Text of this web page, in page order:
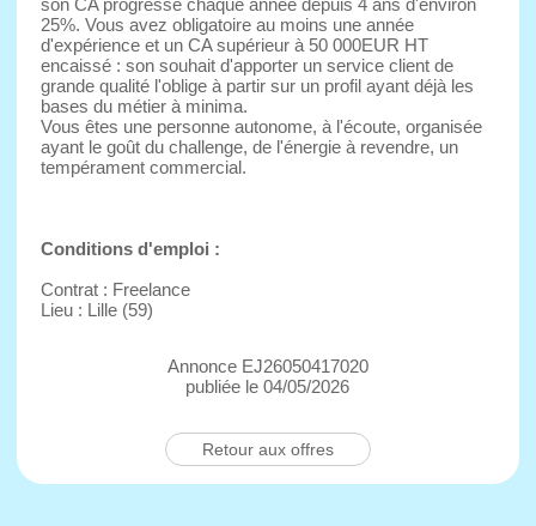
25%. Vous avez obligatoire au moins une année
d'expérience et un CA supérieur à 50 000EUR HT
encaissé : son souhait d'apporter un service client de
grande qualité l'oblige à partir sur un profil ayant déjà les
bases du métier à minima.
Vous êtes une personne autonome, à l'écoute, organisée
ayant le goût du challenge, de l'énergie à revendre, un
tempérament commercial.
Conditions d'emploi :
Contrat : Freelance
Lieu : Lille (59)
Annonce EJ26050417020
publiée le 04/05/2026
Retour aux offres